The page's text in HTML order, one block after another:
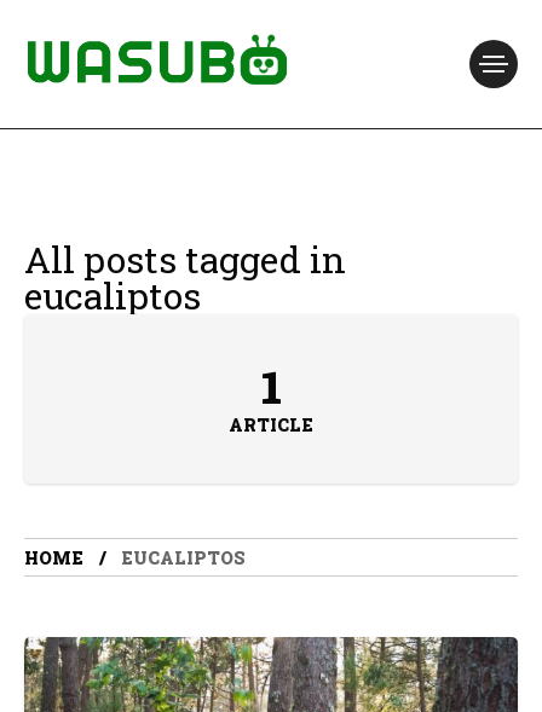
All posts tagged in
eucaliptos
1
ARTICLE
HOME EUCALIPTOS